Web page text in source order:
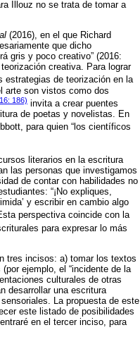
Illouz no se trata de tomar a
(2016), en el que Richard
que dicho
gris y poco creativo” (2016:
creativa. Para lograr
estrategias de teorización en la
arte son vistos como dos
186) invita a crear puentes
de poetas y novelistas. En
para quien “los científicos
literarios en la escritura
las personas que investigamos
de contar con habilidades no
“¡No expliques,
y escribir en cambio algo
perspectiva coincide con la
para expresar lo más
tres incisos: a) tomar los textos
ejemplo, el “incidente de la
culturales de otras
desarrollar una escritura
La propuesta de este
este listado de posibilidades
en el tercer inciso, para